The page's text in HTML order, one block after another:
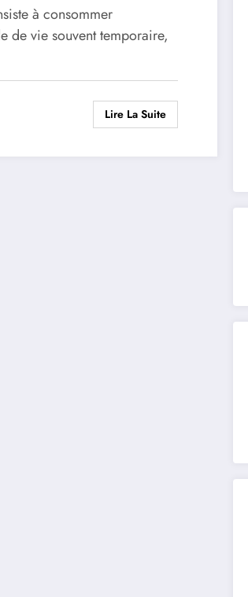
à consommer
de vie souvent temporaire,
Lire La Suite